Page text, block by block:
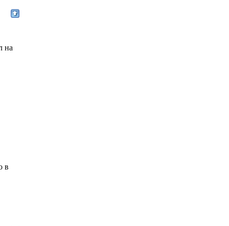
на
в